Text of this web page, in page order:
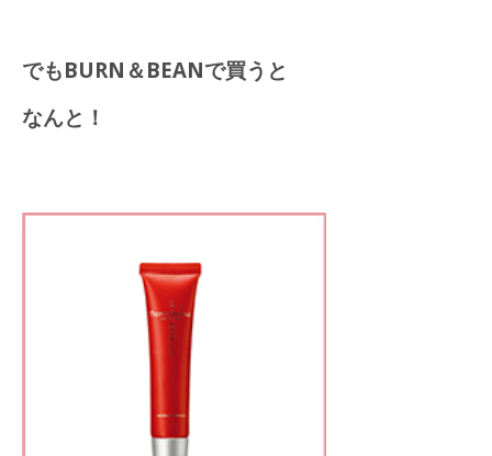
でもBURN＆BEANで買うと
なんと！